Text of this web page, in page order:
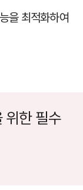
을 최적화하여
위한 필수